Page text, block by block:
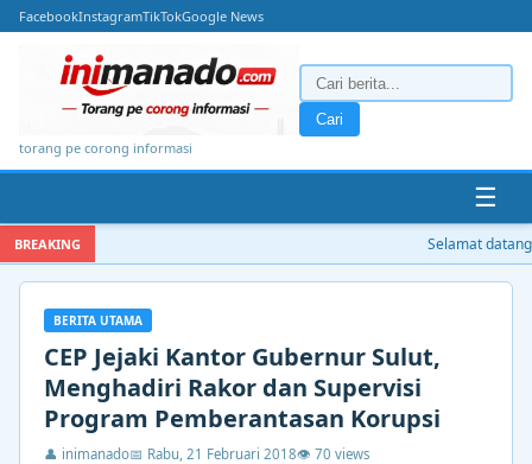
FacebookInstagramTikTokGoogle News
torang pe corong informasi
Cari
☰
BREAKING Selamat
BERITA UTAMA
CEP Jejaki Kantor Gubernur Sulut,
Menghadiri Rakor dan Supervisi
Program Pemberantasan Korupsi
👤 inimanado📅 Rabu, 21 Februari 2018👁 70 views